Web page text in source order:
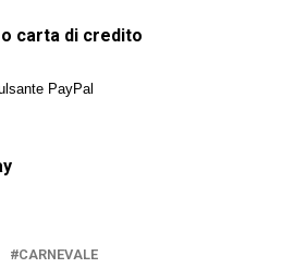
carta di credito
CARNEVALE